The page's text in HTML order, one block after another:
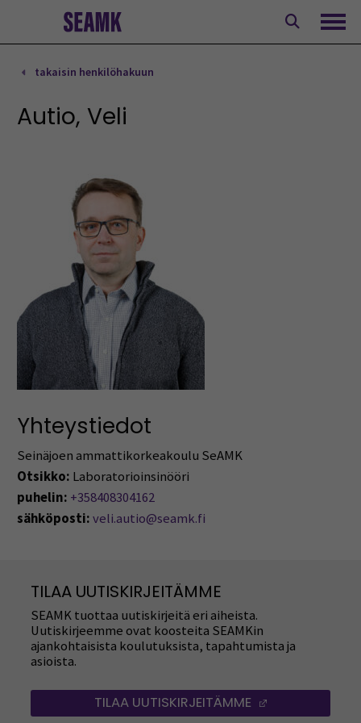
takaisin henkilöhakuun
Autio, Veli
Yhteystiedot
Seinäjoen ammattikorkeakoulu SeAMK
Otsikko: Laboratorioinsinööri
puhelin: +358408304162
sähköposti:veli.autio@seamk.fi
TILAA UUTISKIRJEITÄMME
SEAMK tuottaa uutiskirjeitä eri aiheista.
Uutiskirjeemme ovat koosteita SEAMKin
ajankohtaisista koulutuksista, tapahtumista ja
asioista.
TILAA UUTISKIRJEITÄMME